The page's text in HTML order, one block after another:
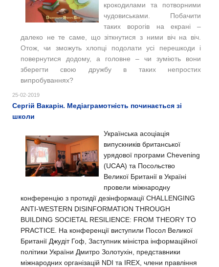
крокодилами та потворними
чудовиськами. Побачити
таких ворогів на екрані –
далеко не те саме, що зіткнутися з ними віч на віч.
Отож, чи зможуть хлопці подолати усі перешкоди і
повернутися додому, а головне – чи зуміють вони
зберегти свою дружбу в таких непростих
випробуваннях?
25-02-2019
Сергій Вакарін. Медіаграмотність починається зі
школи
Українська асоціація
випускників британської
урядової програми Chevening
(UCAA) та Посольство
Великої Британії в Україні
провели міжнародну
конференцію з протидії дезінформації CHALLENGING
ANTI-WESTERN DISINFORMATION THROUGH
BUILDING SOCIETAL RESILIENCE: FROM THEORY TO
PRACTICE. На конференції виступили Посол Великої
Британії Джудіт Гоф, Заступник міністра інформаційної
політики України Дмитро Золотухін, представники
міжнародних організацій NDI та IREX, члени правління